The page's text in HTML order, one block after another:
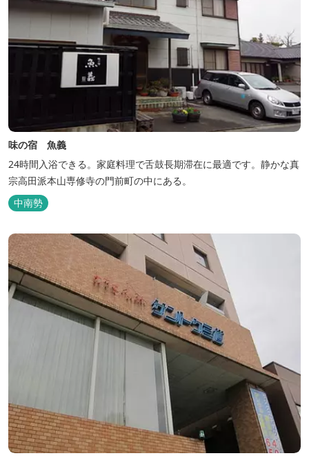
味の宿 魚義
24時間入浴できる。家庭料理で舌鼓長期滞在に最適です。静かな真
宗高田派本山専修寺の門前町の中にある。
中南勢